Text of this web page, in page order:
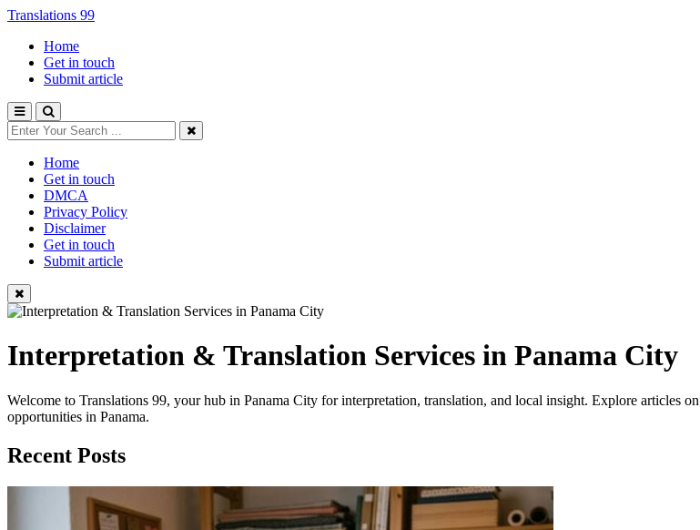
Translations 99
Home
Get in touch
Submit article
Home
Get in touch
DMCA
Privacy Policy
Disclaimer
Get in touch
Submit article
Interpretation & Translation Services in Panama City
Welcome to Translations 99, your hub in Panama City for interpretation, translation, and local insight. Explore articles
opportunities in Panama.
Recent Posts